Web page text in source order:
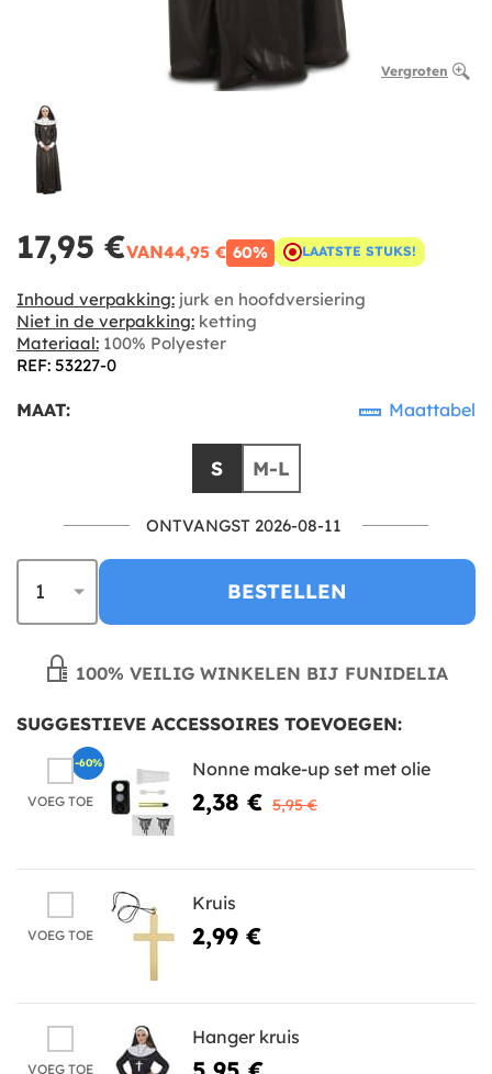
Vergroten
17,95 €VAN44,95 € 60% LAATSTE STUKS!
Inhoud verpakking: jurk en hoofdversiering
Niet in de verpakking: ketting
Materiaal: 100% Polyester
REF: 53227-0
MAAT: Maattabel
S M-L
ONTVANGST 2026-08-11
BESTELLEN
100% VEILIG WINKELEN BIJ FUNIDELIA
SUGGESTIEVE ACCESSOIRES TOEVOEGEN:
VOEG TOE
Nonne make-up set met olie
2,38 € 5,95 €
-60%
VOEG TOE
Kruis
2,99 €
VOEG TOE
Hanger kruis